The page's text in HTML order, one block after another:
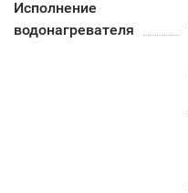
Исполнение
водонагревателя